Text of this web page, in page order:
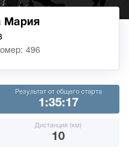
Мария
496
Результат от общего старта
1:35:17
Дистанция (км)
10